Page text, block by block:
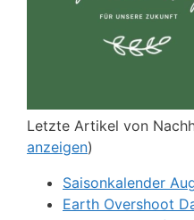
Letzte Artikel von
anzeigen)
Saisonkalender
Earth Overshoot